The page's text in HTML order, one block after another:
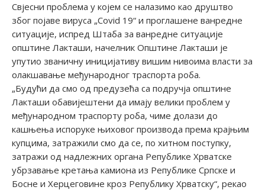
Свјесни проблема у којем се налазимо као друштво
због појаве вируса „Covid 19“ и проглашене ванредне
ситуације, испред Штаба за ванредне ситуације
општине Лакташи, начелник Општине Лакташи је
упутио званичну иницијативу вишим нивоима власти за
олакшавање међународног траспорта роба.
„Будући да смо од предузећа са подручја општине
Лакташи обавијештени да имају велики проблем у
међународном траспорту роба, чиме долази до
кашњења испоруке њиховог производа према крајњим
купцима, затражили смо да се, по хитном поступку,
затражи од надлежних органа Републике Хрватске
убрзавање кретања камиона из Републике Српске и
Босне и Херцеговине кроз Републику Хрватску“, рекао